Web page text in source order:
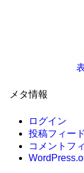
メタ情報
ログイン
投稿フィード
コメントフ